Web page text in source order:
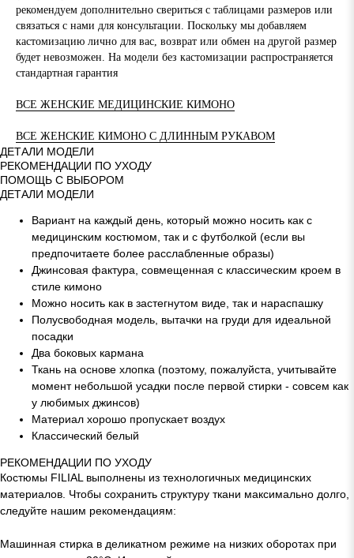
рекомендуем дополнительно свериться с таблицами размеров или
связаться с нами для консультации. Поскольку мы добавляем
кастомизацию лично для вас, возврат или обмен на другой размер
будет невозможен. На модели без кастомизации распространяется
стандартная гарантия
ВСЕ ЖЕНСКИЕ МЕДИЦИНСКИЕ КИМОНО
ВСЕ ЖЕНСКИЕ КИМОНО С ДЛИННЫМ РУКАВОМ
ДЕТАЛИ МОДЕЛИ
РЕКОМЕНДАЦИИ ПО УХОДУ
ПОМОЩЬ С ВЫБОРОМ
ДЕТАЛИ МОДЕЛИ
Вариант на каждый день, который можно носить как с
медицинским костюмом, так и с футболкой (если вы
предпочитаете более расслабленные образы)
Джинсовая фактура, совмещенная с классическим кроем в
стиле кимоно
Можно носить как в застегнутом виде, так и нараспашку
Полусвободная модель, вытачки на груди для идеальной
посадки
Два боковых кармана
Ткань на основе хлопка (поэтому, пожалуйста, учитывайте
момент небольшой усадки после первой стирки - совсем как
у любимых джинсов)
Материал хорошо пропускает воздух
Классический белый
РЕКОМЕНДАЦИИ ПО УХОДУ
Костюмы FILIAL выполнены из технологичных медицинских
материалов. Чтобы сохранить структуру ткани максимально долго,
следуйте нашим рекомендациям:
Машинная стирка в деликатном режиме на низких оборотах при